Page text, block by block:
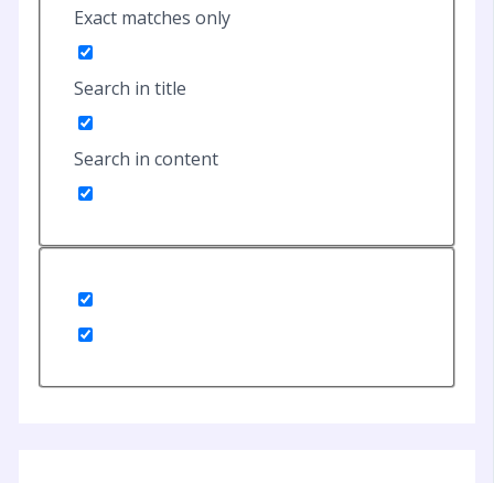
Exact matches only
Search in title
Search in content